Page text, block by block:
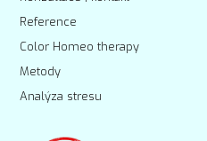
Reference
Color Homeo therapy
Metody
Analýza stresu